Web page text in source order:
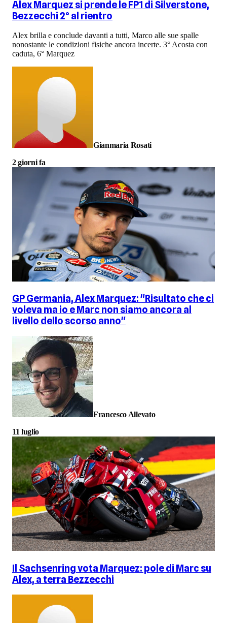
Alex Marquez si prende le FP1 di Silverstone,
Bezzecchi 2° al rientro
Alex brilla e conclude davanti a tutti, Marco alle sue spalle
nonostante le condizioni fisiche ancora incerte. 3° Acosta con
caduta, 6° Marquez
Gianmaria Rosati
2 giorni fa
GP Germania, Alex Marquez: "Risultato che ci
voleva ma io e Marc non siamo ancora al
livello dello scorso anno"
Francesco Allevato
11 luglio
Il Sachsenring vota Marquez: pole di Marc su
Alex, a terra Bezzecchi